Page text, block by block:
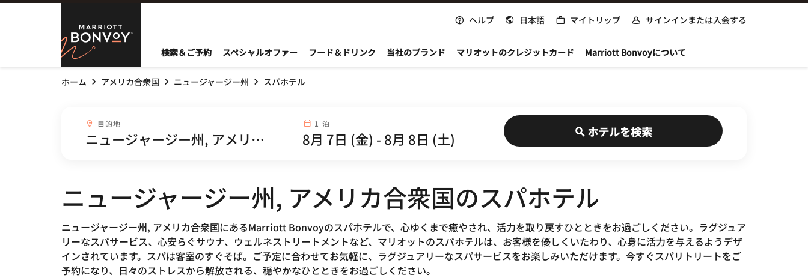
Skip to Content
Marriott Bonvoy
ヘルプ 日本語 マイトリップ サインインまたは入会する
検索＆ご予約 スペシャルオファー フード＆ドリンク 当社のブランド マリオットのクレジットカード Marriott Bonvoyについて
ホーム アメリカ合衆国 ニュージャージー州 スパホテル
目的地combobox
目的地 1 泊 ホテルを検索
ニュージャージー州, アメリカ合衆国のスパホテル
ニュージャージー州, アメリカ合衆国にあるMarriott Bonvoyのスパホテルで、心ゆくまで癒やされ、活力を取り戻すひとときをお過ごしください。ラグジュア
リーなスパサービス、心安らぐサウナ、ウェルネストリートメントなど、マリオットのスパホテルは、お客様を優しくいたわり、心身に活力を与えるようデザ
インされています。スパは客室のすぐそば。ご予定に合わせてお気軽に、ラグジュアリーなスパサービスをお楽しみいただけます。今すぐスパリトリートをご
予約になり、日々のストレスから解放される、穏やかなひとときをお過ごしください。